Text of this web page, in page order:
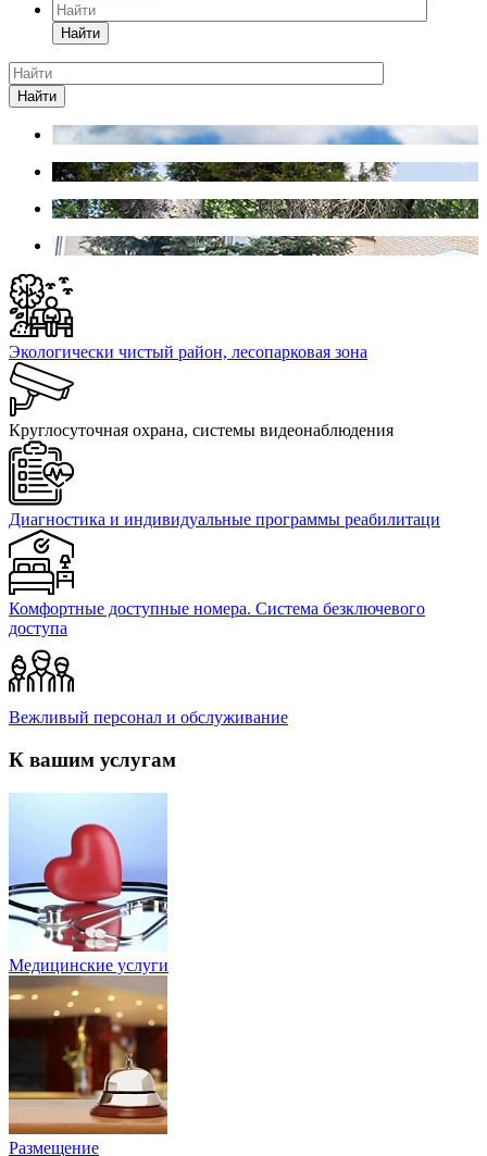
Найти
Найти
Экологически чистый район, лесопарковая зона
Круглосуточная охрана, системы видеонаблюдения
Диагностика и индивидуальные программы реабилитаци
Комфортные доступные номера. Система безключевого
доступа
Вежливый персонал и обслуживание
К вашим услугам
Медицинские услуги
Размещение